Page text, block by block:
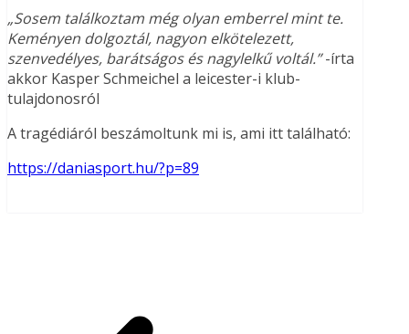
„Sosem találkoztam még olyan emberrel mint te.
Keményen dolgoztál, nagyon elkötelezett,
szenvedélyes, barátságos és nagylelkű voltál.”-írta
akkor Kasper Schmeichel a leicester-i klub-
tulajdonosról
A tragédiáról beszámoltunk mi is, ami itt található:
https://daniasport.hu/?p=89